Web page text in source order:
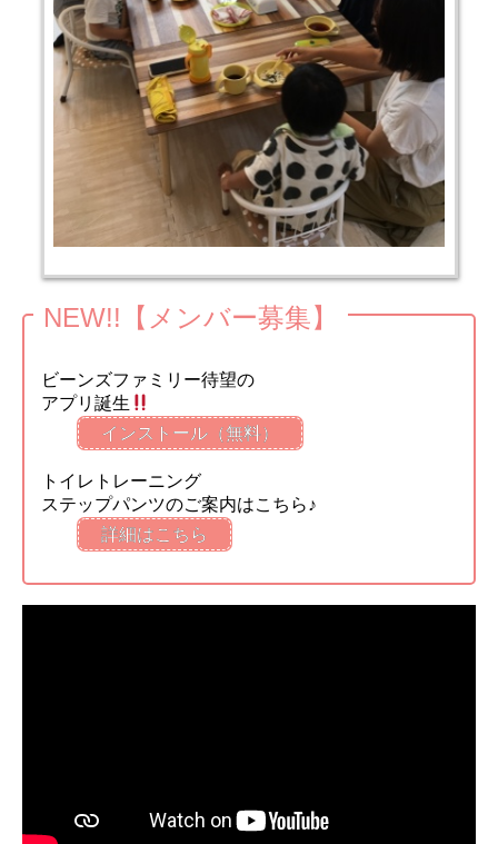
NEW!!【メンバー募集】
ビーンズファミリー待望の
アプリ誕生
インストール（無料）
トイレトレーニング
ステップパンツのご案内はこちら♪
詳細はこちら